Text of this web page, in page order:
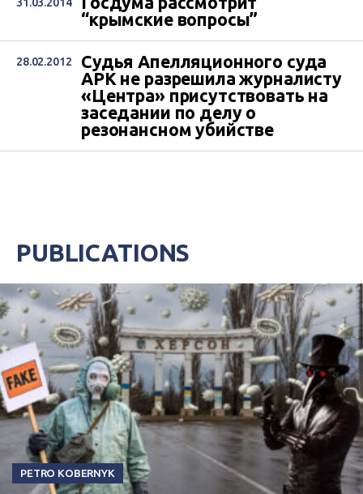
“крымские вопросы”
28.02.2012
Судья Апелляционного суда
АРК не разрешила журналисту
«Центра» присутствовать на
заседании по делу о
резонансном убийстве
PUBLICATIONS
PETRO KOBERNYK